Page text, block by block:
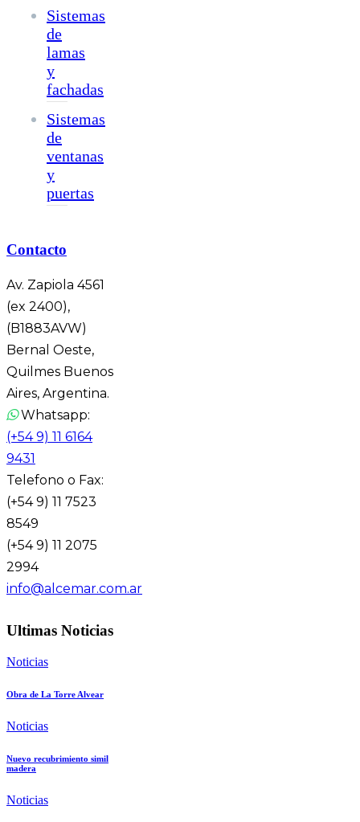
Sistemas
de
lamas
y
fachadas
Sistemas
de
ventanas
y
puertas
Contacto
Av. Zapiola 4561
(ex 2400),
(B1883AVW)
Bernal Oeste,
Quilmes Buenos
Aires, Argentina.
Whatsapp:
(+54 9) 11 6164
9431
Telefono o Fax:
(+54 9) 11 7523
8549
(+54 9) 11 2075
2994
info@alcemar.com.ar
Ultimas Noticias
Noticias
Obra de La Torre Alvear
Noticias
Nuevo recubrimiento simil
madera
Noticias